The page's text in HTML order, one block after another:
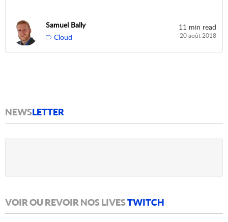
Samuel Bally
Cloud
11 min read
20 août 2018
NEWSLETTER
VOIR OU REVOIR NOS LIVESTWITCH